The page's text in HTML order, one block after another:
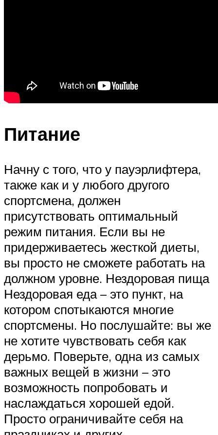
Питание
Начну с того, что у пауэрлифтера,
также как и у любого другого
спортсмена, должен
присутствовать оптимальный
режим питания. Если вы не
придерживаетесь жесткой диеты,
вы просто не сможете работать на
должном уровне. Нездоровая пища
Нездоровая еда – это пункт, на
котором спотыкаются многие
спортсмены. Но послушайте: вы же
не хотите чувствовать себя как
дерьмо. Поверьте, одна из самых
важных вещей в жизни – это
возможность попробовать и
наслаждаться хорошей едой.
Просто ограничивайте себя на